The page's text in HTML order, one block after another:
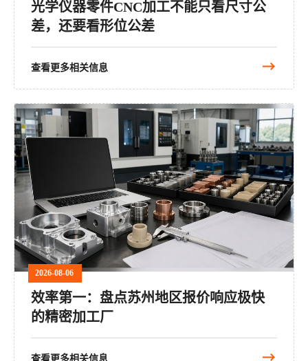
光学仪器零件CNC加工不能只看尺寸公
差，还要看形位公差
查看更多相关信息
2026-08-06
效率第一：盘点苏州地区报价响应极快
的精密加工厂
查看更多相关信息